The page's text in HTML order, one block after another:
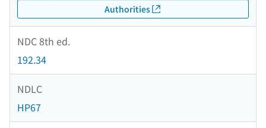
Authorities
NDC 8th ed.
192.34
NDLC
HP67